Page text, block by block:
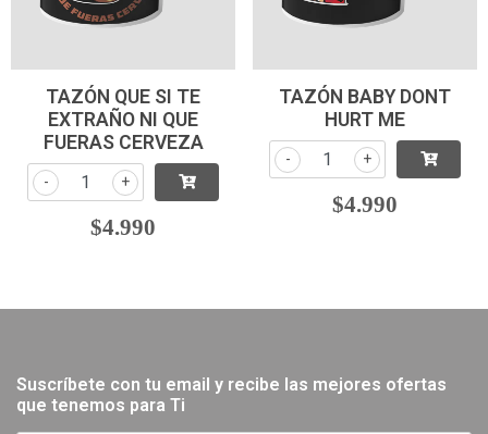
TAZÓN QUE SI TE
EXTRAÑO NI QUE
FUERAS CERVEZA
+
-
$4.990
TAZÓN BABY DONT
HURT ME
+
-
$4.990
Suscríbete con tu email y recibe las mejores ofertas
que tenemos para Ti